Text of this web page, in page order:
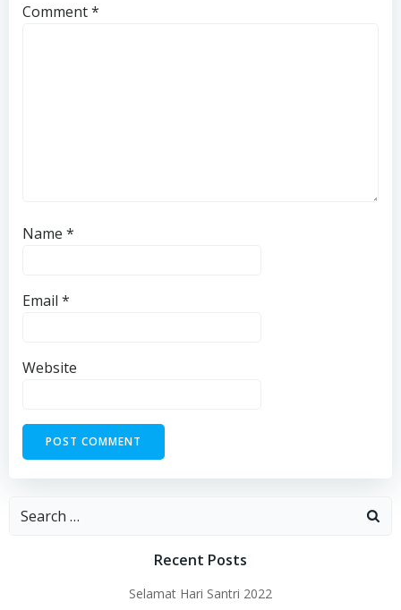
Comment*
Name *
Email *
Website
Search
Recent Posts
Selamat Hari Santri 2022